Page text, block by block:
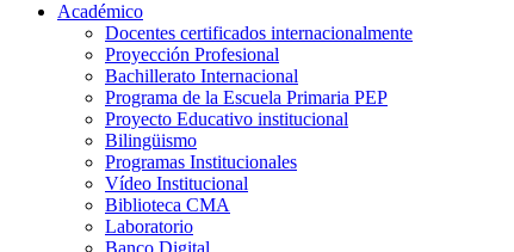
Académico
Docentes certificados internacionalmente
Proyección Profesional
Bachillerato Internacional
Programa de la Escuela Primaria PEP
Proyecto Educativo institucional
Bilingüismo
Programas Institucionales
Vídeo Institucional
Biblioteca CMA
Laboratorio
Banco Digital